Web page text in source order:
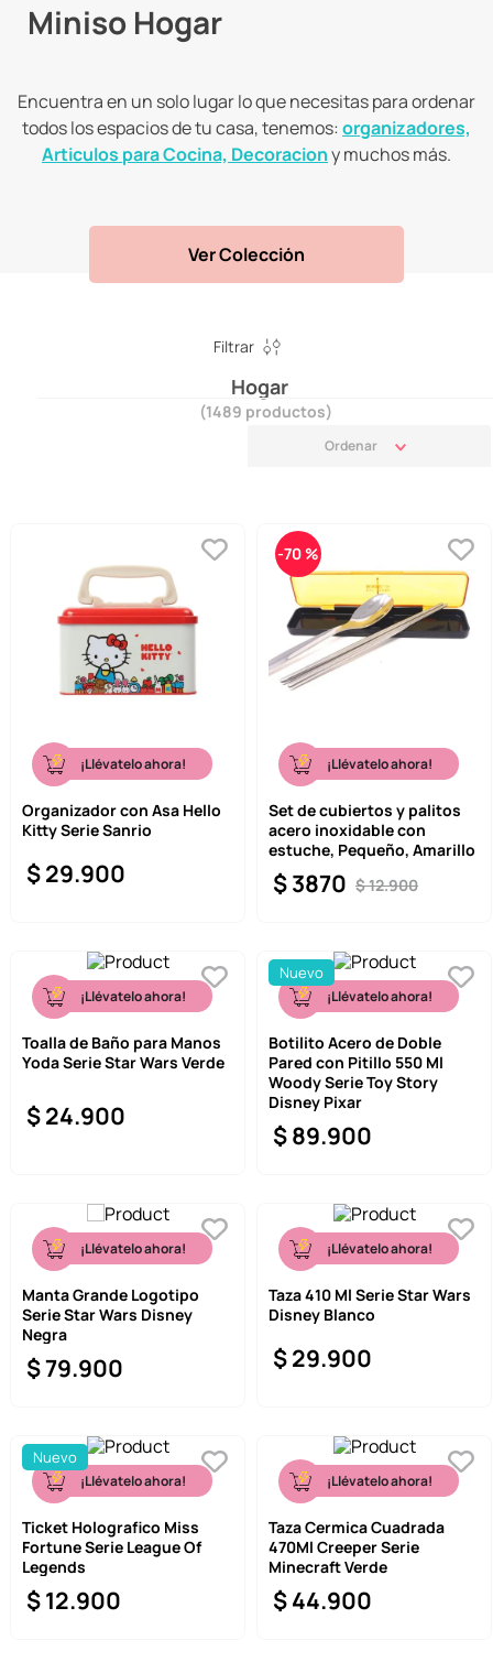
Miniso Hogar
Encuentra en un solo lugar lo que necesitas para ordenar
todos los espacios de tu casa, tenemos:organizadores,
Articulos para Cocina, Decoraciony muchos más.
Ver Colección
Filtrar
Hogar
1489 productos
¡Llévatelo ahora!
Organizador con Asa Hello
Kitty Serie Sanrio
$29.900
-70 %
¡Llévatelo ahora!
Set de cubiertos y palitos
acero inoxidable con
estuche, Pequeño, Amarillo
$12.900
$3870
¡Llévatelo ahora!
Toalla de Baño para Manos
Yoda Serie Star Wars Verde
$24.900
Nuevo
¡Llévatelo ahora!
Botilito Acero de Doble
Pared con Pitillo 550 Ml
Woody Serie Toy Story
Disney Pixar
$89.900
¡Llévatelo ahora!
Manta Grande Logotipo
Serie Star Wars Disney
Negra
$79.900
¡Llévatelo ahora!
Taza 410 Ml Serie Star Wars
Disney Blanco
$29.900
Nuevo
¡Llévatelo ahora!
Ticket Holografico Miss
Fortune Serie League Of
Legends
$12.900
¡Llévatelo ahora!
Taza Cermica Cuadrada
470Ml Creeper Serie
Minecraft Verde
$44.900